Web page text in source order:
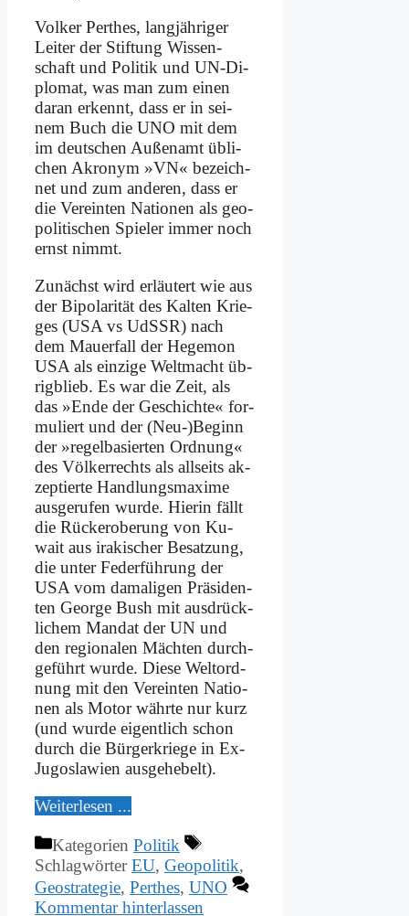
Vol­ker Per­thes, lang­jäh­ri­ger
Lei­ter der Stif­tung Wis­sen­
schaft und Po­li­tik und UN-Di­
plo­mat, was man zum ei­nen
dar­an er­kennt, dass er in sei­
nem Buch die UNO mit dem
im deut­schen Au­ßen­amt üb­li­
chen Akro­nym »VN« be­zeich­
net und zum an­de­ren, dass er
die Ver­ein­ten Na­tio­nen als geo­
po­li­ti­schen Spie­ler im­mer noch
ernst nimmt.
Zu­nächst wird er­läu­tert wie aus
der Bi­po­la­ri­tät des Kal­ten Krie­
ges (USA vs UdSSR) nach
dem Mau­er­fall der He­ge­mon
USA als ein­zi­ge Welt­macht üb­
rig­blieb. Es war die Zeit, als
das »En­de der Ge­schich­te« for­
mu­liert und der (Neu-)Beginn
der »re­gel­ba­sier­ten Ord­nung«
des Völ­ker­rechts als all­seits ak­
zep­tier­te Hand­lungs­ma­xi­me
aus­ge­ru­fen wur­de. Hier­in fällt
die Rück­erobe­rung von Ku­
wait aus ira­ki­scher Be­sat­zung,
die un­ter Fe­der­füh­rung der
USA vom da­ma­li­gen Prä­si­den­
ten Ge­or­ge Bush mit aus­drück­
li­chem Man­dat der UN und
den re­gio­na­len Mäch­ten durch­
ge­führt wur­de. Die­se Welt­ord­
nung mit den Ver­ein­ten Na­tio­
nen als Mo­tor währ­te nur kurz
(und wur­de ei­gent­lich schon
durch die Bür­ger­krie­ge in Ex-
Ju­go­sla­wi­en aus­ge­he­belt).
Wei­ter­le­sen ...
Kategorien Politik
SchlagwörterEU, Geopolitik,
Geostrategie, Perthes, UNO
Kommentar hinterlassen